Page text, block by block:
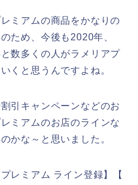
ミアムの商品をかなりの
ため、今後も2020年、
数多くの人がラメリアプ
くと思うんですよね。
引キャンペーンなどのお
ミアムのお店のラインな
かな～と思いました。
レミアム ライン登録】【